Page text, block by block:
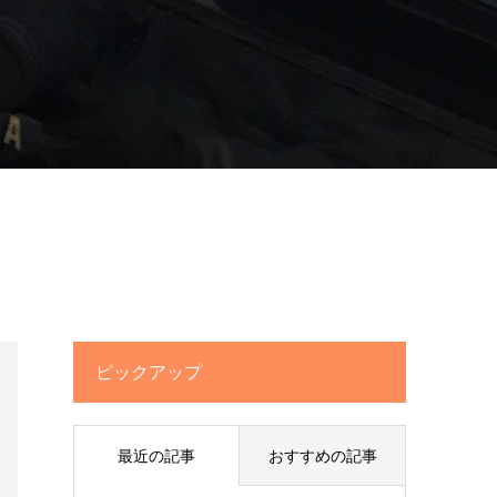
ピックアップ
最近の記事 おすすめの記事